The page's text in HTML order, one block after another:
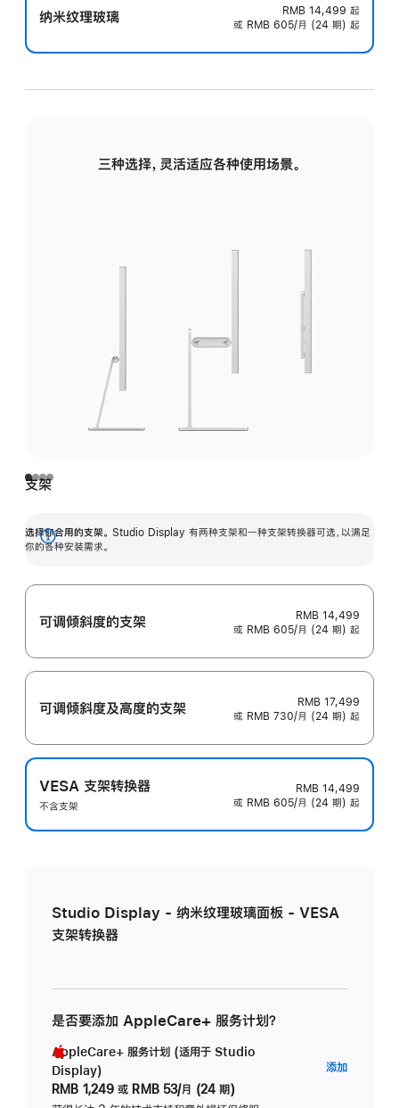
纳米纹理玻璃 RMB 14,499 起
或 RMB 605/月 (24 期) 起
三种选择，灵活适应各种使用场景。
支架
选择你合用的支架。 Studio Display 有两种支架和一种支架转换器可选，以满足
你的各种安装需求。
展
可调倾斜度的支架
RMB 14,499
或 RMB 605/月 (24 期) 起
可调倾斜度及高‍度的支‍架
RMB 17,499
或 RMB 730/月 (24 期) 起
VESA 支架转换器
不含支架
RMB 14,499
或 RMB 605/月 (24 期) 起
Studio Display - 纳米纹理玻璃面板 - VESA
支架转换器
是否要添加 AppleCare+ 服务计划？
AppleCare+ 服务计划 (适用于 Studio
Display)
RMB 1,249 或 RMB 53/月 (24 期)
添加